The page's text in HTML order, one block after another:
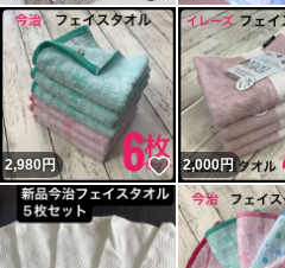
2,980円 いいね！
2,000円